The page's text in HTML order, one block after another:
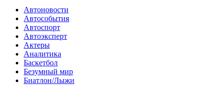
Автоновости
Автособытия
Автоспорт
Автоэксперт
Актеры
Аналитика
Баскетбол
Безумный мир
Биатлон/Лыжи